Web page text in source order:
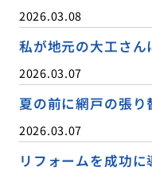
2026.03.08
私が地元の大工さ
2026.03.07
夏の前に網戸の張
2026.03.07
リフォームを成功